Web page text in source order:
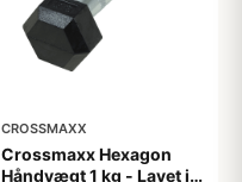
CROSSMAXX
Crossmaxx Hexagon
Håndvægt 1 kg - Lavet i